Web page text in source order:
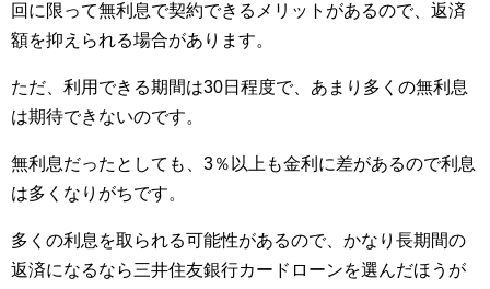
回に限って無利息で契約できるメリットがあるので、返済
額を抑えられる場合があります。
ただ、利用できる期間は30日程度で、あまり多くの無利息
は期待できないのです。
無利息だったとしても、3％以上も金利に差があるので利息
は多くなりがちです。
多くの利息を取られる可能性があるので、かなり長期間の
返済になるなら三井住友銀行カードローンを選んだほうが